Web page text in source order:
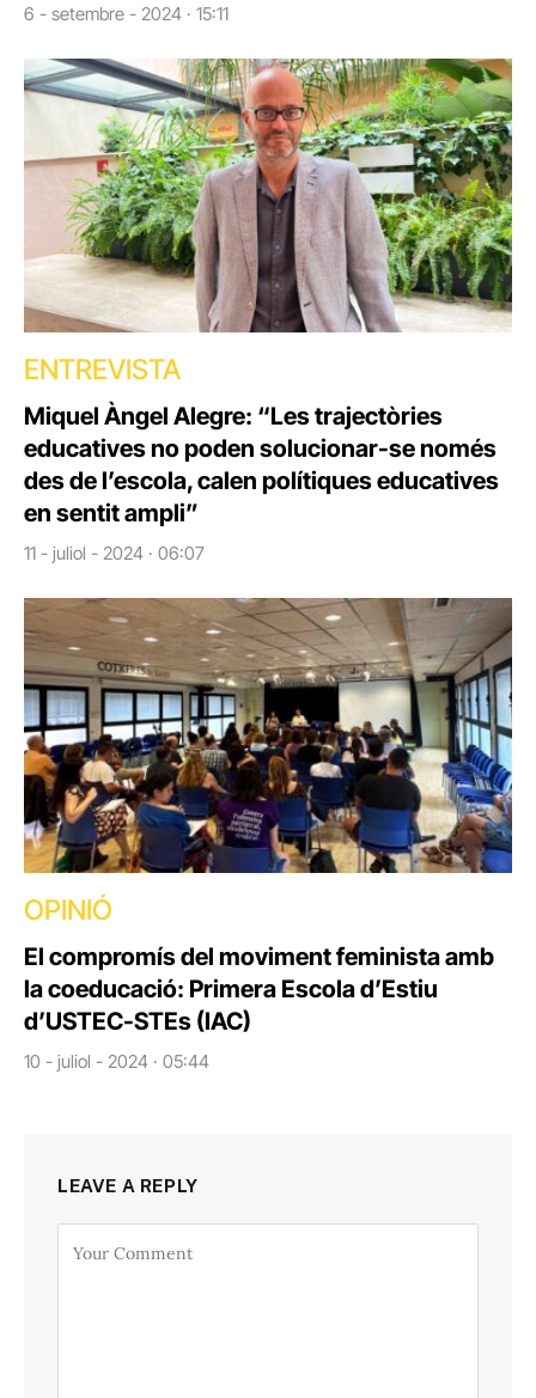
6 - setembre - 2024 · 15:11
ENTREVISTA
Miquel Àngel Alegre: “Les trajectòries
educatives no poden solucionar-se només
des de l’escola, calen polítiques educatives
en sentit ampli”
11 - juliol - 2024 · 06:07
OPINIÓ
El compromís del moviment feminista amb
la coeducació: Primera Escola d’Estiu
d’USTEC-STEs (IAC)
10 - juliol - 2024 · 05:44
LEAVE A REPLY